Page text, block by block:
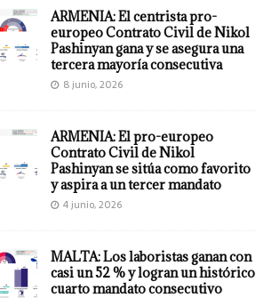
ARMENIA: El centrista pro-
europeo Contrato Civil de Nikol
Pashinyan gana y se asegura una
tercera mayoría consecutiva
8 junio, 2026
ARMENIA: El pro-europeo
Contrato Civil de Nikol
Pashinyan se sitúa como favorito
y aspira a un tercer mandato
4 junio, 2026
MALTA: Los laboristas ganan con
casi un 52 % y logran un histórico
cuarto mandato consecutivo